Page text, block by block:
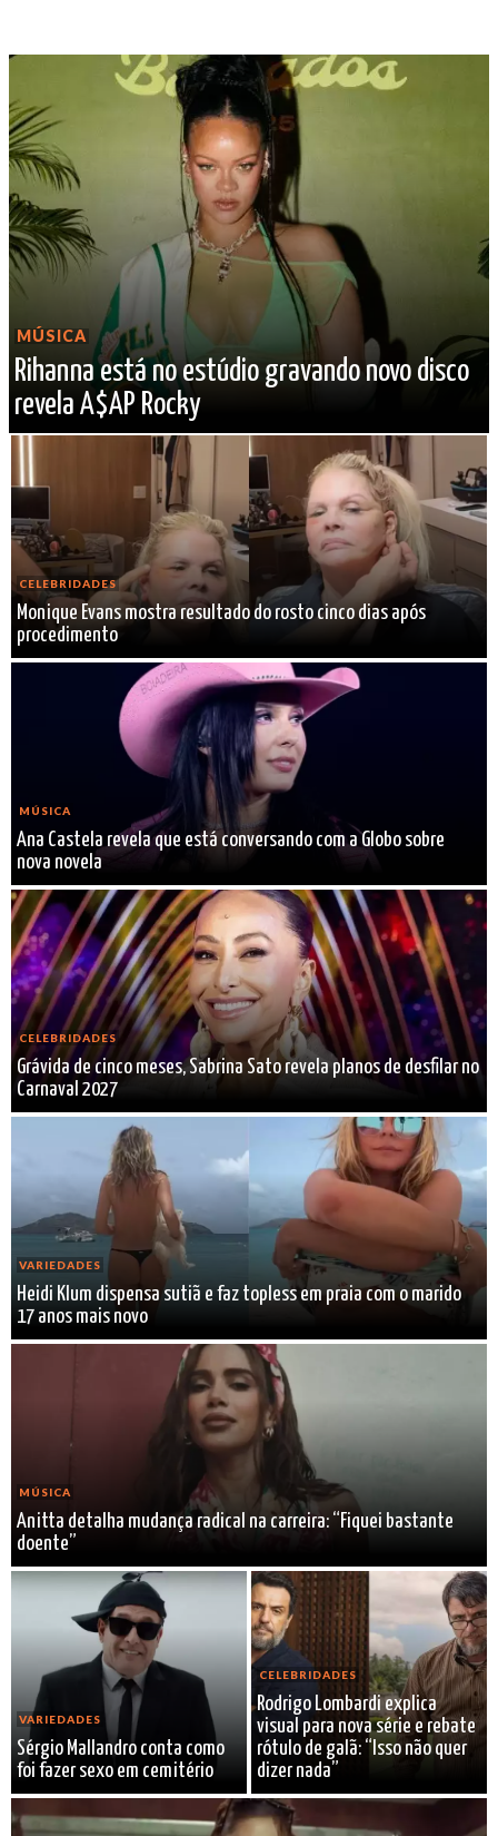
MÚSICA
Rihanna está no estúdio gravando novo disco
revela A$AP Rocky
CELEBRIDADES
Monique Evans mostra resultado do rosto cinco dias após
procedimento
MÚSICA
Ana Castela revela que está conversando com a Globo sobre
nova novela
CELEBRIDADES
Grávida de cinco meses, Sabrina Sato revela planos de desfilar no
Carnaval 2027
VARIEDADES
Heidi Klum dispensa sutiã e faz topless em praia com o marido
17 anos mais novo
MÚSICA
Anitta detalha mudança radical na carreira: “Fiquei bastante
doente”
VARIEDADES
Sérgio Mallandro conta como
foi fazer sexo em cemitério
CELEBRIDADES
Rodrigo Lombardi explica
visual para nova série e rebate
rótulo de galã: “Isso não quer
dizer nada”